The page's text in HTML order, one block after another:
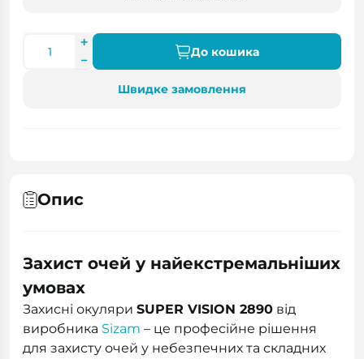
До кошика
Швидке замовлення
Опис
Захист очей у найекстремальніших
умовах
Захисні окуляри SUPER VISION 2890 від
виробника Sizam – це професійне рішення
для захисту очей у небезпечних та складних